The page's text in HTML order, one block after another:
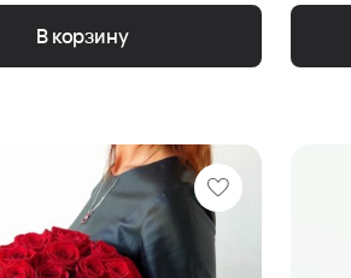
В корзину